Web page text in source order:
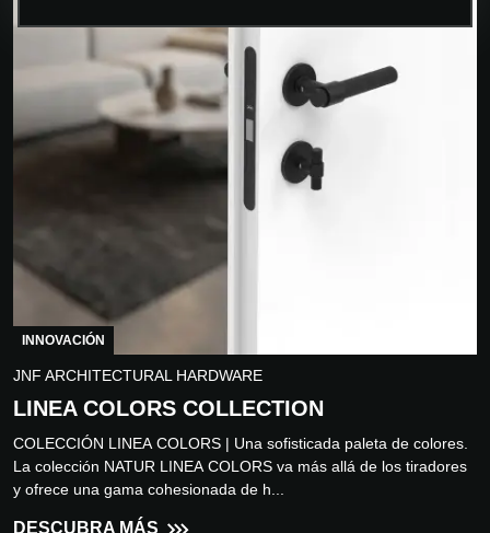
INNOVACIÓN
JNF ARCHITECTURAL HARDWARE
LINEA COLORS COLLECTION
COLECCIÓN LINEA COLORS | Una sofisticada paleta de colores.
La colección NATUR LINEA COLORS va más allá de los tiradores
y ofrece una gama cohesionada de h...
DESCUBRA MÁS